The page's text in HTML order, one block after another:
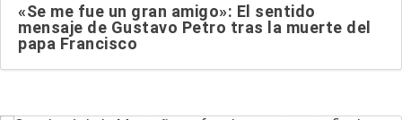
«Se me fue un gran amigo»: El sentido
mensaje de Gustavo Petro tras la muerte del
papa Francisco